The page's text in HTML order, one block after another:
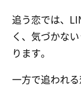
追う恋では、
く、気づかな
ります。
一方で追われ